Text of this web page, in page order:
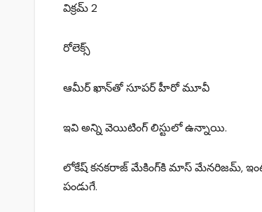
విక్రమ్ 2
రోలెక్స్
ఆమీర్ ఖాన్‌తో సూపర్ హీరో మూవీ
ఇవి అన్ని వెయిటింగ్ లిస్టులో ఉన్నాయి.
లోకేష్ కనకరాజ్ మేకింగ్‌కి మాస్ మేనరిజమ్‌,
పండుగే.